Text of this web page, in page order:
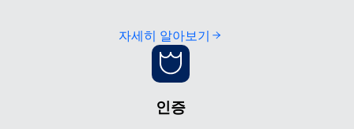
자세히 알아보기
인증